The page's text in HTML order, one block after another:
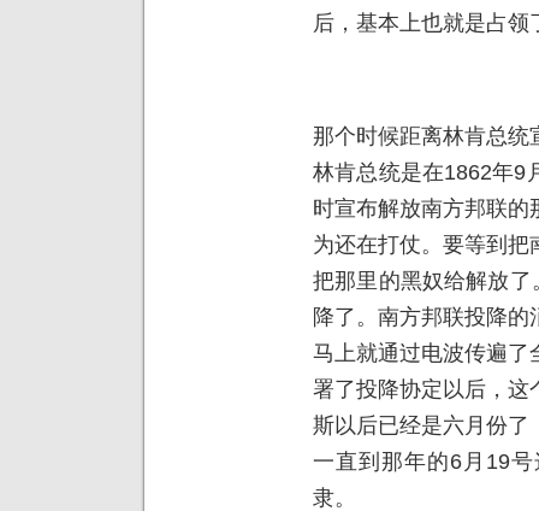
后，基本上也就是占领
那个时候距离林肯总统
林肯总统是在1862年9
时宣布解放南方邦联
为还在打仗。要等到
把那里的黑奴给解放
降了。南方邦联投降
马上就通过电波传遍了
署了投降协定以后，这
斯以后已经是六月份了
一直到那年的6月19
隶。